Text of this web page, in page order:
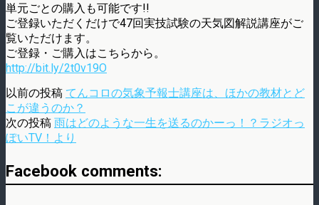
単元ごとの購入も可能です!!
ご登録いただくだけで47回実技試験の天気図解説講座がご
覧いただけます。
ご登録・ご購入はこちらから。
http://bit.ly/2t0v19O
以前の投稿 てんコロの気象予報士講座は、ほかの教材とど
こが違うのか？
次の投稿 雨はどのような一生を送るのかーっ！？ラジオっ
ぽいTV！より
Facebook comments: